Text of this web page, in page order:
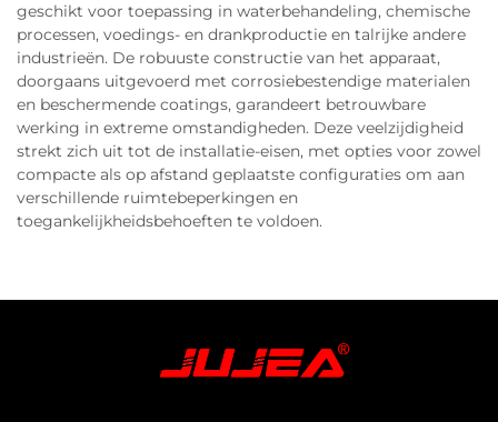
geschikt voor toepassing in waterbehandeling, chemische
processen, voedings- en drankproductie en talrijke andere
industrieën. De robuuste constructie van het apparaat,
doorgaans uitgevoerd met corrosiebestendige materialen
en beschermende coatings, garandeert betrouwbare
werking in extreme omstandigheden. Deze veelzijdigheid
strekt zich uit tot de installatie-eisen, met opties voor zowel
compacte als op afstand geplaatste configuraties om aan
verschillende ruimtebeperkingen en
toegankelijkheidsbehoeften te voldoen.